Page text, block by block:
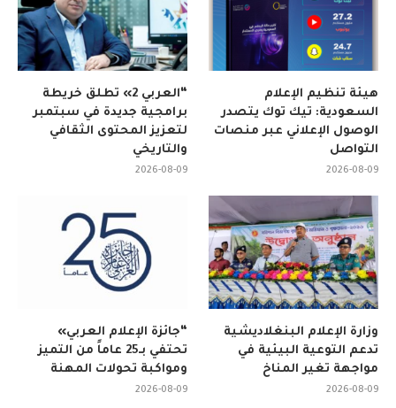
“العربي 2» تطلق خريطة
برامجية جديدة في سبتمبر
لتعزيز المحتوى الثقافي
والتاريخي
2026-08-09
هيئة تنظيم الإعلام
السعودية: تيك توك يتصدر
الوصول الإعلاني عبر منصات
التواصل
2026-08-09
“جائزة الإعلام العربي»
تحتفي بـ25 عاماً من التميز
ومواكبة تحولات المهنة
2026-08-09
وزارة الإعلام البنغلاديشية
تدعم التوعية البيئية في
مواجهة تغير المناخ
2026-08-09